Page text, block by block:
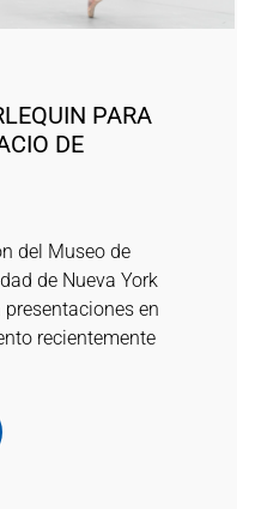
PARA
DE
del Museo de
de Nueva York
en
recientemente